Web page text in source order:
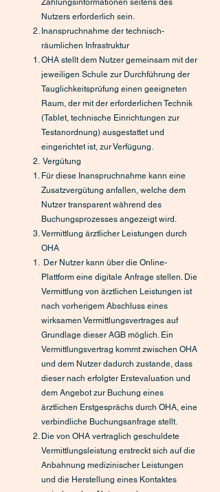
Zahlungsinformationen seitens des
Nutzers erforderlich sein.
Inanspruchnahme der technisch-
räumlichen Infrastruktur
OHA stellt dem Nutzer gemeinsam mit der
jeweiligen Schule zur Durchführung der
Tauglichkeitsprüfung einen geeigneten
Raum, der mit der erforderlichen Technik
(Tablet, technische Einrichtungen zur
Testanordnung) ausgestattet und
eingerichtet ist, zur Verfügung.
Vergütung
Für diese Inanspruchnahme kann eine
Zusatzvergütung anfallen, welche dem
Nutzer transparent während des
Buchungsprozesses angezeigt wird.
Vermittlung ärztlicher Leistungen durch
OHA
Der Nutzer kann über die Online-
Plattform eine digitale Anfrage stellen. Die
Vermittlung von ärztlichen Leistungen ist
nach vorherigem Abschluss eines
wirksamen Vermittlungsvertrages auf
Grundlage dieser AGB möglich. Ein
Vermittlungsvertrag kommt zwischen OHA
und dem Nutzer dadurch zustande, dass
dieser nach erfolgter Erstevaluation und
dem Angebot zur Buchung eines
ärztlichen Erstgesprächs durch OHA, eine
verbindliche Buchungsanfrage stellt.
Die von OHA vertraglich geschuldete
Vermittlungsleistung erstreckt sich auf die
Anbahnung medizinischer Leistungen
und die Herstellung eines Kontaktes